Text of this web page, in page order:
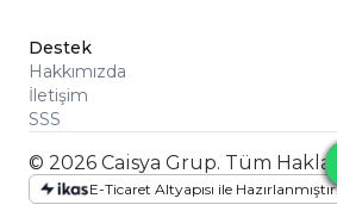
Destek
Hakkımızda
İletişim
SSS
© 2026 Caisya Grup. Tüm
E-Ticaret Altyapısı ile